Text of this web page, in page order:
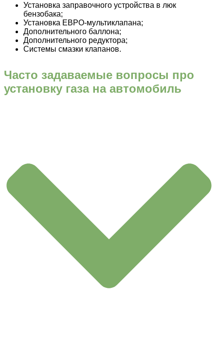
Установка заправочного устройства в люк
бензобака;
Установка ЕВРО-мультиклапана;
Дополнительного баллона;
Дополнительного редуктора;
Системы смазки клапанов.
Часто задаваемые вопросы про
установку газа на автомобиль